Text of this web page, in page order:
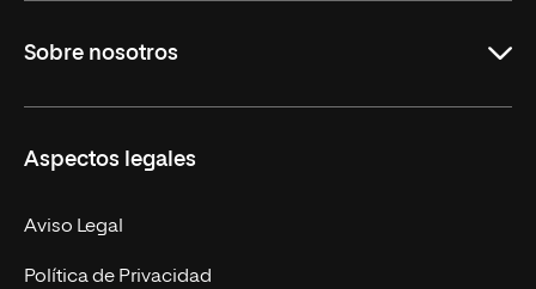
Másteres Oficiales
Doctorados
Experto Universitario
Postgrados
Sobre nosotros
Facultades
Nuestro Equipo
Trabaja en UNIR
Aspectos legales
Aviso Legal
Política de Privacidad